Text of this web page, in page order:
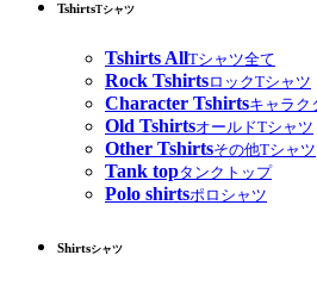
TshirtsTシャツ
Tshirts AllTシャツ全て
Rock TshirtsロックTシャツ
Character Tshirtsキャラク
Old TshirtsオールドTシャツ
Other Tshirtsその他Tシャツ
Tank topタンクトップ
Polo shirtsポロシャツ
Shirtsシャツ